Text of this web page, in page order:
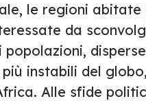
le regioni abitate
da
instabili del
Alle sfide